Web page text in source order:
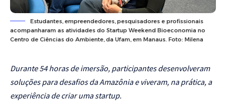
Estudantes, empreendedores, pesquisadores e profissionais
acompanharam as atividades do Startup Weekend Bioeconomia no
Centro de Ciências do Ambiente, da Ufam, em Manaus. Foto: Milena
Durante 54 horas de imersão, participantes desenvolveram
soluções para desafios da Amazônia e viveram, na prática, a
experiência de criar uma startup.